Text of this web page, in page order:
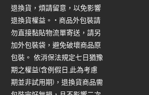
退換貨，煩請留意，以免影響
退換貨權益。 • 商品外包裝請
勿直接黏貼物流單寄送，請另
加外包裝袋，避免破壞商品原
包裝。 依消保法規定七日猶豫
期之權益(含例假日,此為考慮
期並非試用期)，退換貨商品需